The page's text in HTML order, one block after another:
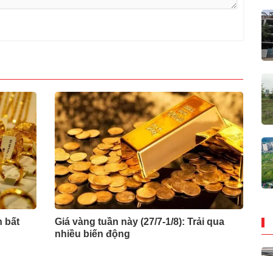
bất
Giá vàng tuần này (27/7-1/8): Trải qua
nhiều biến động